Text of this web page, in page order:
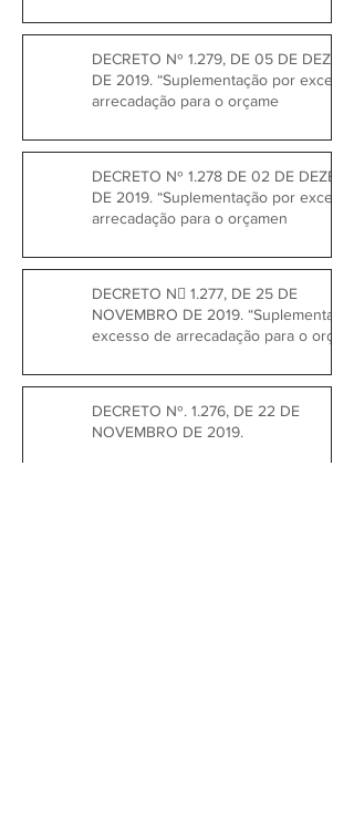
DECRETO Nº 1.279, DE 05 DE
DE 2019. “Suplementação por excesso
arrecadação para o orçame
DECRETO Nº 1.278 DE 02 DE
DE 2019. “Suplementação por excesso
arrecadação para o orçamen
DECRETO N 1.277, DE 25 DE
NOVEMBRO DE 2019. “Suplementação por
excesso de arrecadação para o orçam
DECRETO Nº. 1.276, DE 22 DE
NOVEMBRO DE 2019.